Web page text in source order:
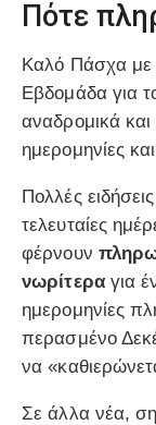
Πότε
Καλό Πάσχα
Εβδομάδα για
αναδρομικά
ημερομηνίες
Πολλές
τελευταίες
φέρνουν
νωρίτεραγια
ημερομηνίες
περασμένο
να
Σε άλλα νέα,